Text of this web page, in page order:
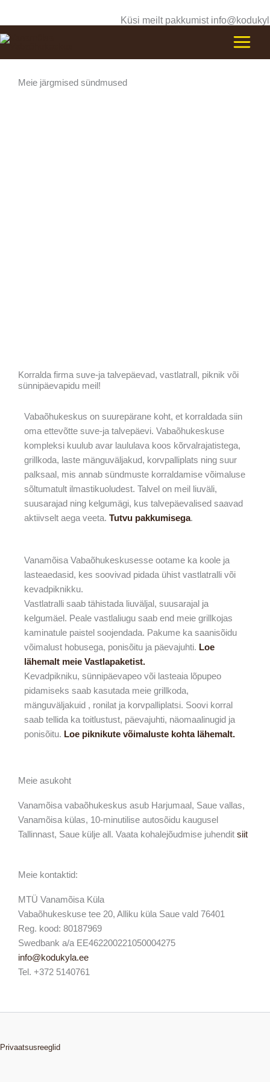
content
Küsi meilt pakkumist
Meie järgmised sündmused
Korralda firma suve-ja talvepäevad, vastlatrall, piknik või
sünnipäevapidu meil!
Vabaõhukeskus on suurepärane koht, et korraldada siin
oma ettevõtte suve-ja talvepäevi. Vabaõhukeskuse
kompleksi kuulub avar laululava koos kõrvalrajatistega,
grillkoda, laste mänguväljakud, korvpalliplats ning suur
palksaal, mis annab sündmuste korraldamise võimaluse
sõltumatult ilmastikuoludest. Talvel on meil liuväli,
suusarajad ning kelgumägi, kus talvepäevalised saavad
aktiivselt aega veeta. Tutvu pakkumisega.
Vanamõisa Vabaõhukeskusesse ootame ka koole ja
lasteaedasid, kes soovivad pidada ühist vastlatralli või
kevadpiknikku.
Vastlatralli saab tähistada liuväljal, suusarajal ja
kelgumäel. Peale vastlaliugu saab end meie grillkojas
kaminatule paistel soojendada. Pakume ka saanisõidu
võimalust hobusega, ponisõitu ja päevajuhti. Loe
lähemalt meie Vastlapaketist.
Kevadpikniku, sünnipäevapeo või lasteaia lõpupeo
pidamiseks saab kasutada meie grillkoda,
mänguväljakuid , ronilat ja korvpalliplatsi. Soovi korral
saab tellida ka toitlustust, päevajuhti, näomaalinugid ja
ponisõitu. Loe piknikute võimaluste kohta lähemalt.
Meie asukoht
Vanamõisa vabaõhukeskus asub Harjumaal, Saue vallas,
Vanamõisa külas, 10-minutilise autosõidu kaugusel
Tallinnast, Saue külje all. Vaata kohalejõudmise juhendit siit
Meie kontaktid:
MTÜ Vanamõisa Küla
Vabaõhukeskuse tee 20, Alliku küla Saue vald 76401
Reg. kood: 80187969
Swedbank a/a EE462200221050004275
info@kodukyla.ee
Tel. +372 5140761
Privaatsusreeglid